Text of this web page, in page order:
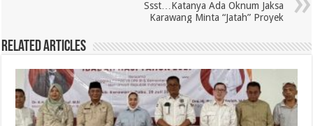
Ssst…Katanya Ada Oknum Jaksa
Karawang Minta “Jatah” Proyek
Related Articles